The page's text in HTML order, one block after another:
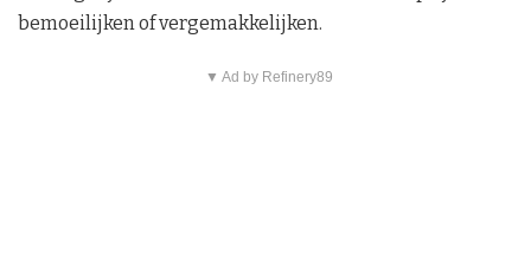
bemoeilijken of vergemakkelijken.
▼ Ad by Refinery89